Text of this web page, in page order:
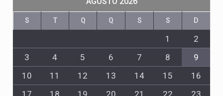
S T Q Q S S D
1
2
3
4 5 6 7 8
9
10
11 12 13 14 15
16
17
18 19 20 21 22
23